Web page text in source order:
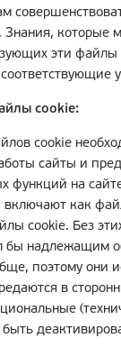
Знания, которые
эти файлы
cookie:
cookie
сайты и
функций на
включают как
cookie. Без
бы надлежащим
поэтому они
в
быть